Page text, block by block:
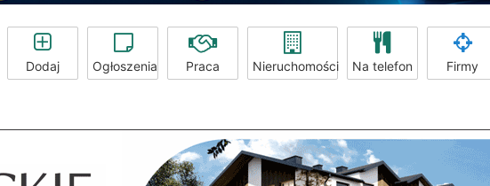
Dodaj Ogłoszenia Praca Nieruchomości Na telefon Firmy